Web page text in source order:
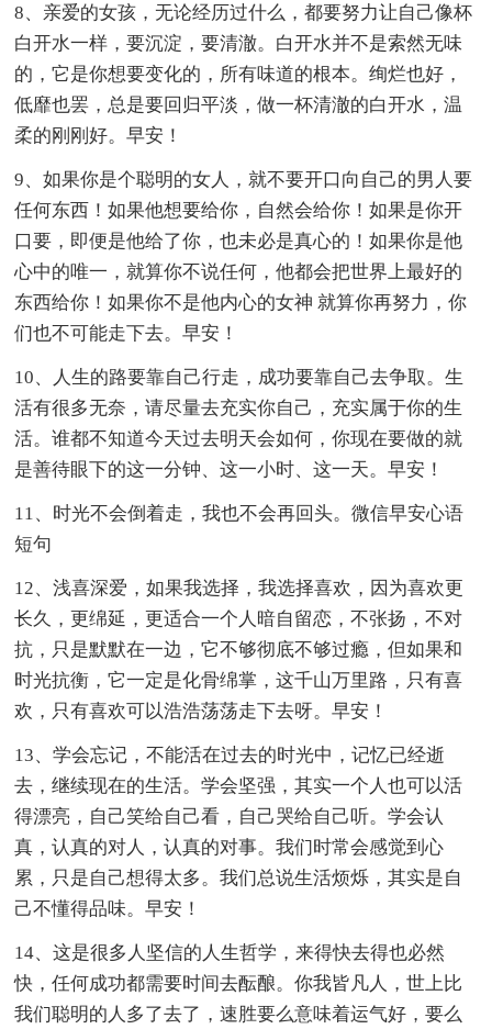
8、亲爱的女孩，无论经历过什么，都要努力让自己像杯
白开水一样，要沉淀，要清澈。白开水并不是索然无味
的，它是你想要变化的，所有味道的根本。绚烂也好，
低靡也罢，总是要回归平淡，做一杯清澈的白开水，温
柔的刚刚好。早安！
9、如果你是个聪明的女人，就不要开口向自己的男人要
任何东西！如果他想要给你，自然会给你！如果是你开
口要，即便是他给了你，也未必是真心的！如果你是他
心中的唯一，就算你不说任何，他都会把世界上最好的
东西给你！如果你不是他内心的女神 就算你再努力，你
们也不可能走下去。早安！
10、人生的路要靠自己行走，成功要靠自己去争取。生
活有很多无奈，请尽量去充实你自己，充实属于你的生
活。谁都不知道今天过去明天会如何，你现在要做的就
是善待眼下的这一分钟、这一小时、这一天。早安！
11、时光不会倒着走，我也不会再回头。微信早安心语
短句
12、浅喜深爱，如果我选择，我选择喜欢，因为喜欢更
长久，更绵延，更适合一个人暗自留恋，不张扬，不对
抗，只是默默在一边，它不够彻底不够过瘾，但如果和
时光抗衡，它一定是化骨绵掌，这千山万里路，只有喜
欢，只有喜欢可以浩浩荡荡走下去呀。早安！
13、学会忘记，不能活在过去的时光中，记忆已经逝
去，继续现在的生活。学会坚强，其实一个人也可以活
得漂亮，自己笑给自己看，自己哭给自己听。学会认
真，认真的对人，认真的对事。我们时常会感觉到心
累，只是自己想得太多。我们总说生活烦烁，其实是自
己不懂得品味。早安！
14、这是很多人坚信的人生哲学，来得快去得也必然
快，任何成功都需要时间去酝酿。你我皆凡人，世上比
我们聪明的人多了去了，速胜要么意味着运气好，要么